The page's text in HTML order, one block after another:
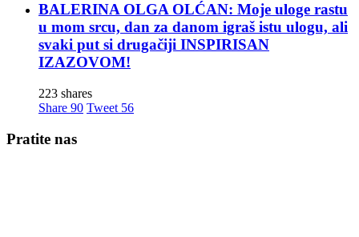
BALERINA OLGA OLĆAN: Moje uloge rastu
u mom srcu, dan za danom igraš istu ulogu, ali
svaki put si drugačiji INSPIRISAN
IZAZOVOM!
223 shares
Share 90 Tweet 56
Pratite nas